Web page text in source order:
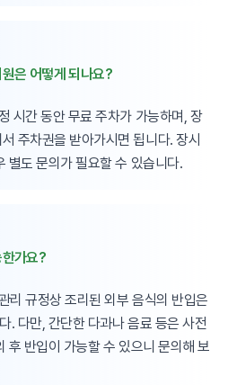
은 어떻게 되나요?
시간 동안 무료 주차가 가능하며, 장
주차권을 받아가시면 됩니다. 장시
별도 문의가 필요할 수 있습니다.
가요?
리 규정상 조리된 외부 음식의 반입은
. 다만, 간단한 다과나 음료 등은 사전
후 반입이 가능할 수 있으니 문의해 보